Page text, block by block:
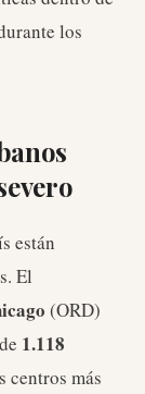
los
están
El
(ORD)
1.118
centros más